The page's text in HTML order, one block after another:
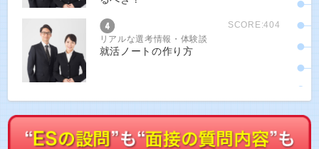
SCORE:404
リアルな選考情報・体験談
就活ノートの作り方